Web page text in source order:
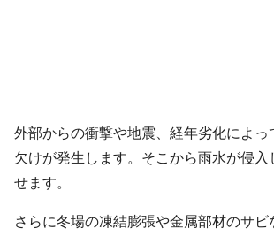
外部からの衝撃や地震、経年劣化によっ
欠けが発生します。そこから雨水が侵入
せます。
さらに冬場の凍結膨張や金属部材のサ